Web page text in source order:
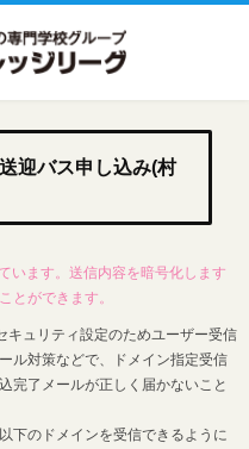
迎バス申し込み(村
います。送信内容を暗号化します
とができます。
ュリティ設定のためユーザー受信
ル対策などで、ドメイン指定受信
完了メールが正しく届かないこと
下のドメインを受信できるように